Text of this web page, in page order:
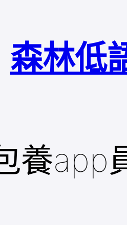
森林低
養app